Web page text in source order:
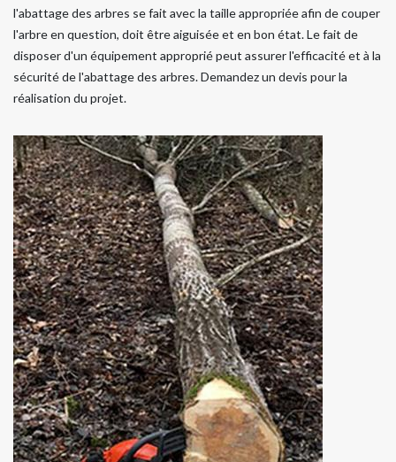
l'abattage des arbres se fait avec la taille appropriée afin de couper
l'arbre en question, doit être aiguisée et en bon état. Le fait de
disposer d'un équipement approprié peut assurer l'efficacité et à la
sécurité de l'abattage des arbres. Demandez un devis pour la
réalisation du projet.